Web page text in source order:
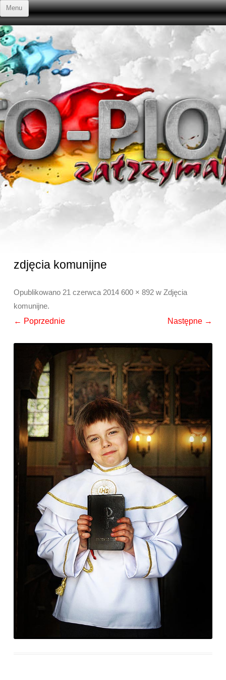
Menu
Przejdź do treści
zdjęcia komunijne
Opublikowano 21 czerwca 2014 600 × 892 wZdjęcia
komunijne.
← Poprzednie Następne →